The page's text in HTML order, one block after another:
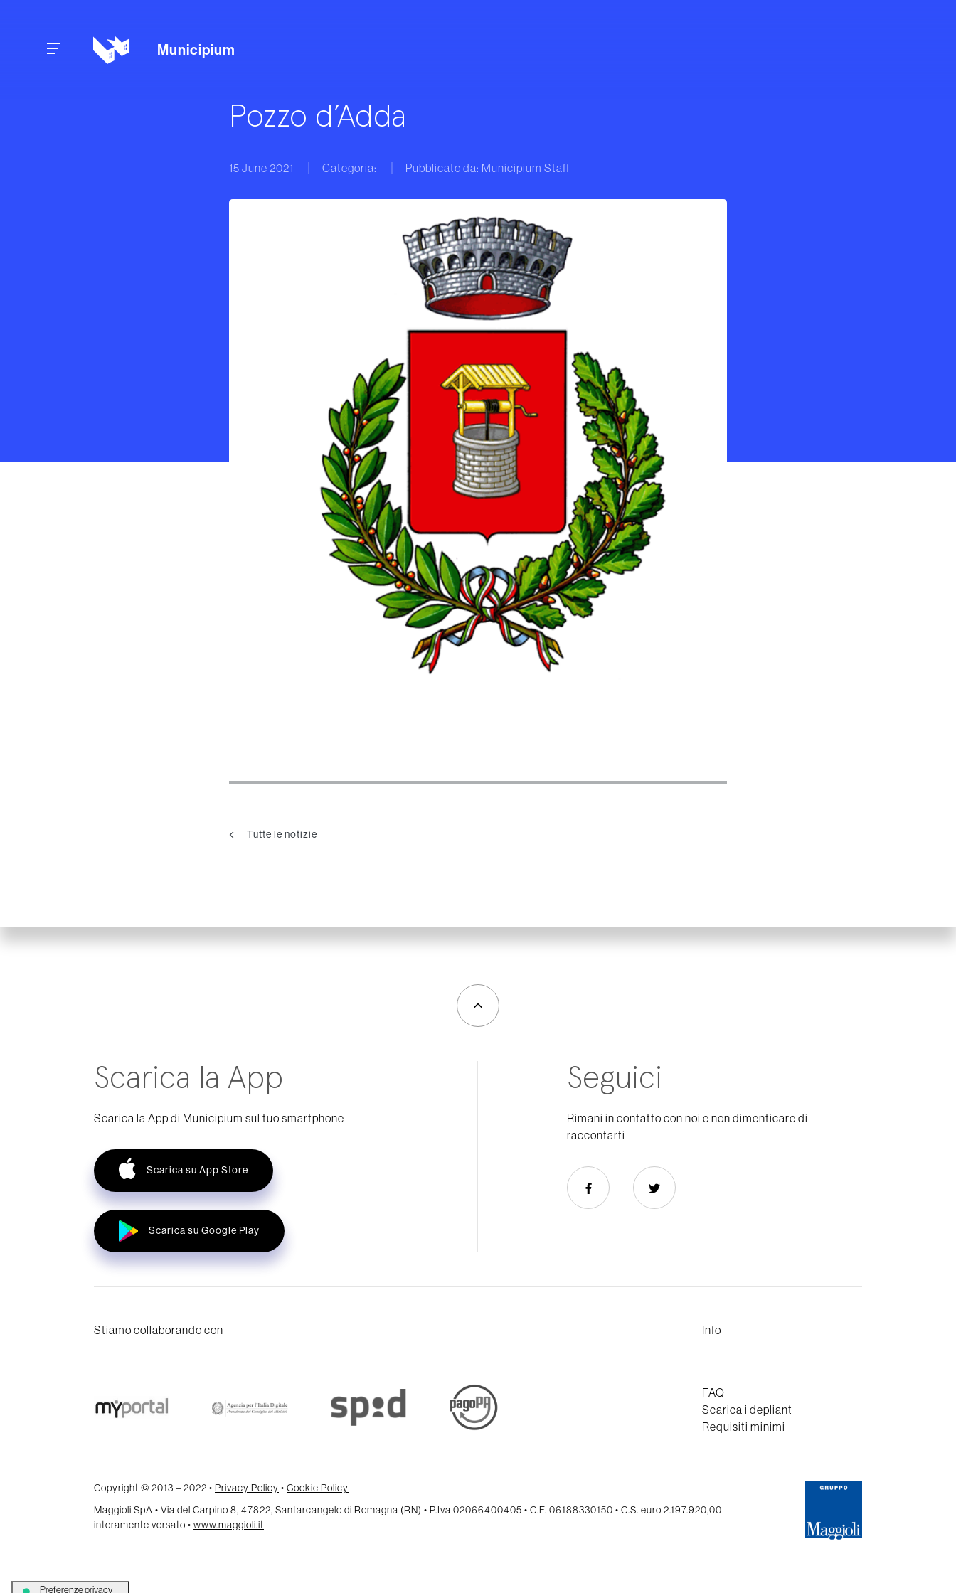
Municipium
Pozzo d’Adda
15 June 2021 Categoria: Pubblicato da: Municipium Staff
Tutte le notizie
Scarica la App
Scarica la App di Municipium sul tuo smartphone
Scarica su App Store
Scarica su Google Play
Seguici
Rimani in contatto con noi e non dimenticare di
raccontarti
Stiamo collaborando con Info
FAQ
Scarica i depliant
Requisiti minimi
Copyright © 2013 – 2022 • Privacy Policy • Cookie Policy
Maggioli SpA • Via del Carpino 8, 47822, Santarcangelo di Romagna (RN) • P.Iva 02066400405 • C.F. 06188330150 • C.S. euro 2.197.920,00
interamente versato • www.maggioli.it